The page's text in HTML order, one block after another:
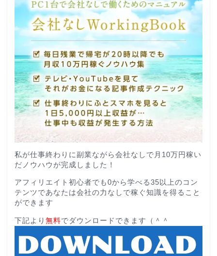
私が仕事終わりに副業ながら会社なしで月10万円稼い
だノウハウが完成しました！
アフィリエイト初心者でも0から学べる35以上のコン
テンツであなたは会社の力なしで稼ぐ知識を得ること
ができます
下記より 無料でダウンロードできます（＾＾